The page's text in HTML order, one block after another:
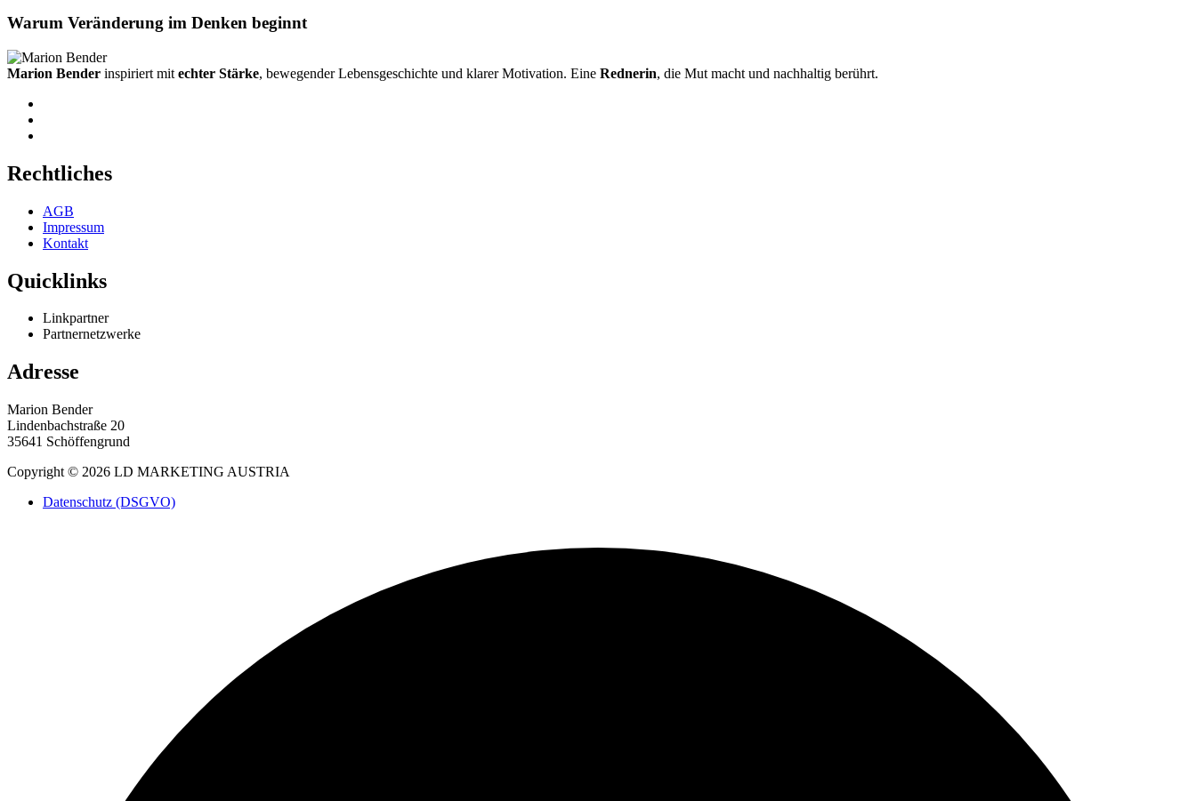
Warum Veränderung im Denken beginnt
Marion Bender inspiriert mit echter Stärke, bewegender Lebensgeschichte und klarer Motivation. Eine Rednerin, die Mut macht und nachhaltig berührt.
Rechtliches
AGB
Impressum
Kontakt
Quicklinks
Linkpartner
Partnernetzwerke
Adresse
Marion Bender
Lindenbachstraße 20
35641 Schöffengrund
Copyright © 2026 LD MARKETING AUSTRIA
Datenschutz (DSGVO)